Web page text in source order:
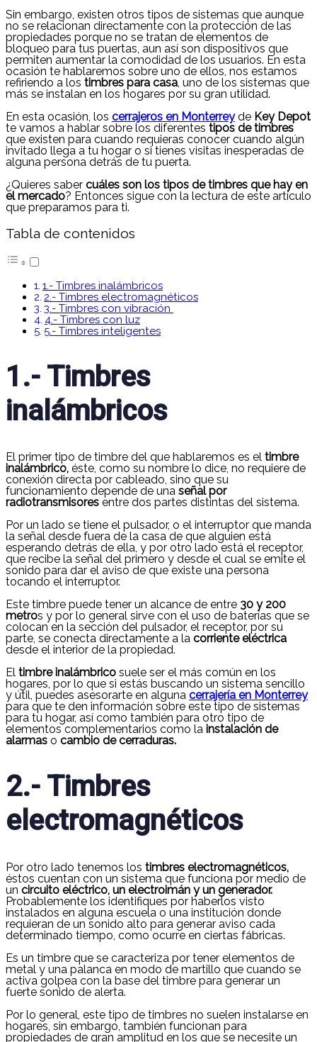
Sin embargo, existen otros tipos de sistemas que aunque
no se relacionan directamente con la protección de las
propiedades porque no se tratan de elementos de
bloqueo para tus puertas, aun así son dispositivos que
permiten aumentar la comodidad de los usuarios. En esta
ocasión te hablaremos sobre uno de ellos, nos estamos
refiriendo a los timbres para casa, uno de los sistemas que
más se instalan en los hogares por su gran utilidad.
En esta ocasión, los cerrajeros en Monterreyde Key Depot
te vamos a hablar sobre los diferentes tipos de timbres
que existen para cuando requieras conocer cuando algún
invitado llega a tu hogar o si tienes visitas inesperadas de
alguna persona detrás de tu puerta.
¿Quieres saber cuáles son los tipos de timbres que hay en
el mercado? Entonces sigue con la lectura de este artículo
que preparamos para ti.
Tabla de contenidos
1.- Timbres inalámbricos
2.- Timbres electromagnéticos
3.- Timbres con vibración
4.- Timbres con luz
5.- Timbres inteligentes
1.- Timbres
inalámbricos
El primer tipo de timbre del que hablaremos es el timbre
inalámbrico, éste, como su nombre lo dice, no requiere de
conexión directa por cableado, sino que su
funcionamiento depende de una señal por
radiotransmisores entre dos partes distintas del sistema.
Por un lado se tiene el pulsador, o el interruptor que manda
la señal desde fuera de la casa de que alguien está
esperando detrás de ella, y por otro lado está el receptor,
que recibe la señal del primero y desde el cual se emite el
sonido para dar el aviso de que existe una persona
tocando el interruptor.
Este timbre puede tener un alcance de entre 30 y 200
metros y por lo general sirve con el uso de baterías que se
colocan en la sección del pulsador, el receptor, por su
parte, se conecta directamente a la corriente eléctrica
desde el interior de la propiedad.
El timbre inalámbrico suele ser el más común en los
hogares, por lo que si estás buscando un sistema sencillo
y útil, puedes asesorarte en alguna cerrajería en Monterrey
para que te den información sobre este tipo de sistemas
para tu hogar, así como también para otro tipo de
elementos complementarios como la instalación de
alarmas o cambio de cerraduras.
2.- Timbres
electromagnéticos
Por otro lado tenemos los timbres electromagnéticos,
éstos cuentan con un sistema que funciona por medio de
un circuito eléctrico, un electroimán y un generador.
Probablemente los identifiques por haberlos visto
instalados en alguna escuela o una institución donde
requieran de un sonido alto para generar aviso cada
determinado tiempo, como ocurre en ciertas fábricas.
Es un timbre que se caracteriza por tener elementos de
metal y una palanca en modo de martillo que cuando se
activa golpea con la base del timbre para generar un
fuerte sonido de alerta.
Por lo general, este tipo de timbres no suelen instalarse en
hogares, sin embargo, también funcionan para
propiedades de gran amplitud en los que se necesite un